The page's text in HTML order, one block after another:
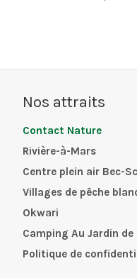
Nos attraits
Contact Nature
Rivière-à-Mars
Centre plein air Bec-
Villages de pêche
Okwari
Camping Au Jardin de
Politique de